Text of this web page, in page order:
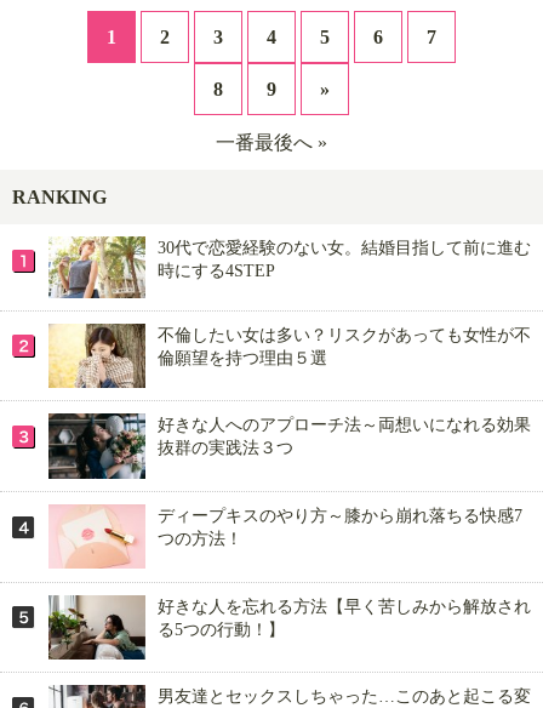
1 2 3 4 5 6 7
8 9 »
一番最後へ »
RANKING
30代で恋愛経験のない女。結婚目指して前に進む
時にする4STEP
不倫したい女は多い？リスクがあっても女性が不
倫願望を持つ理由５選
好きな人へのアプローチ法～両想いになれる効果
抜群の実践法３つ
ディープキスのやり方～膝から崩れ落ちる快感7
つの方法！
好きな人を忘れる方法【早く苦しみから解放され
る5つの行動！】
男友達とセックスしちゃった…このあと起こる変